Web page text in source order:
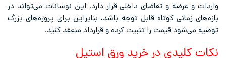
واردات و عرضه و تقاضای داخلی قرار دارد. این نوسانات می‌تواند در
بازه‌های زمانی کوتاه قابل توجه باشد، بنابراین برای پروژه‌های بزرگ
توصیه می‌شود قیمت را تثبیت کرده و قرارداد منعقد کنید.
نکات کلیدی در خرید ورق استیل